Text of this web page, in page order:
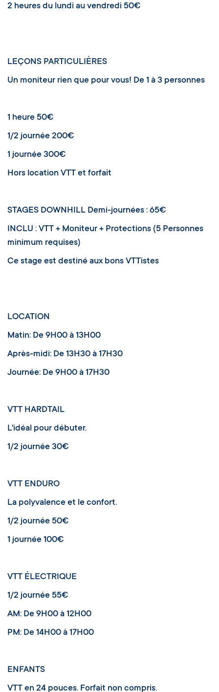
2 heures du lundi au vendredi 50€
LEÇONS PARTICULIÈRES
Un moniteur rien que pour vous! De 1 à 3 personnes
1 heure 50€
1/2 journée 200€
1 journée 300€
Hors location VTT et forfait
STAGES DOWNHILL Demi-journées : 65€
​INCLU : VTT + Moniteur + Protections (5 Personnes
minimum requises)
Ce stage est destiné aux bons VTTistes
LOCATION
Matin: De 9H00 à 13H00
Après-midi: De 13H30 à 17H30
Journée: De 9H00 à 17H30
VTT HARDTAIL
L'idéal pour débuter.
1/2 journée 30€
VTT ENDURO
La polyvalence et le confort.
1/2 journée 50€
1 journée 100€
VTT ÉLECTRIQUE
1/2 journée 55€
AM: De 9H00 à 12H00
PM: De 14H00 à 17H00
ENFANTS
VTT en 24 pouces. Forfait non compris.